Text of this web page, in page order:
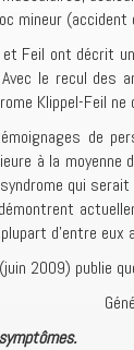
mineur (accident
et Feil ont décrit
le recul
Klippel-Feil
de
à la
qui
d’entre
2009) publie